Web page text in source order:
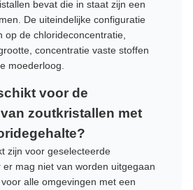
bevat die in staat zijn een
De uiteindelijke configuratie
op de chlorideconcentratie,
concentratie vaste stoffen
moederloog.
voor de
zoutkristallen met
zijn voor geselecteerde
mag niet van worden uitgegaan
alle omgevingen met een